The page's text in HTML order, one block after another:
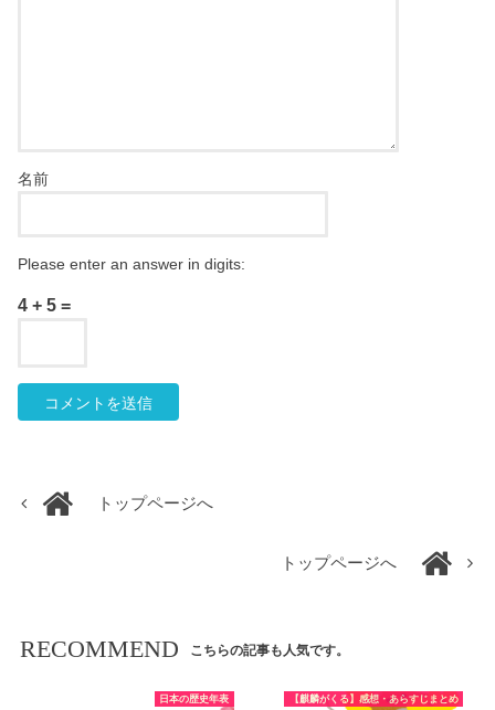
名前
Please enter an answer in digits:
4 + 5 =
トップページへ
トップページへ
RECOMMEND こちらの記事も人気です。
日本の歴史年表 【麒麟がくる】感想・あらすじまとめ